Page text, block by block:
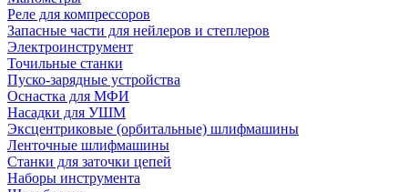
Реле для компрессоров
Запасные части для нейлеров и степлеров
Электроинструмент
Точильные станки
Пуско-зарядные устройства
Оснастка для МФИ
Насадки для УШМ
Эксцентриковые (орбитальные) шлифмашины
Ленточные шлифмашины
Станки для заточки цепей
Наборы инструмента